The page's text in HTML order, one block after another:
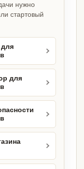
нужно
стартовый
для